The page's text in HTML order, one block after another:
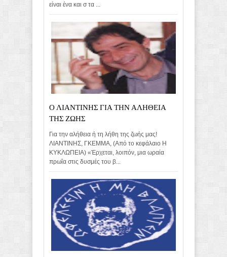
είναι ένα και σ τα ...
Ο ΛΙΑΝΤΙΝΗΣ ΓΙΑ ΤΗΝ ΑΛΗΘΕΙΑ
ΤΗΣ ΖΩΗΣ
Για την αλήθεια ή τη λήθη της ζωής μας!
ΛΙΑΝΤΙΝΗΣ, ΓΚΕΜΜΑ, (Από το κεφάλαιο Η
ΚΥΚΛΩΠΕΙΑ) «Έρχεται, λοιπόν, μια ωραία
πρωΐα στις δυσμές του β...